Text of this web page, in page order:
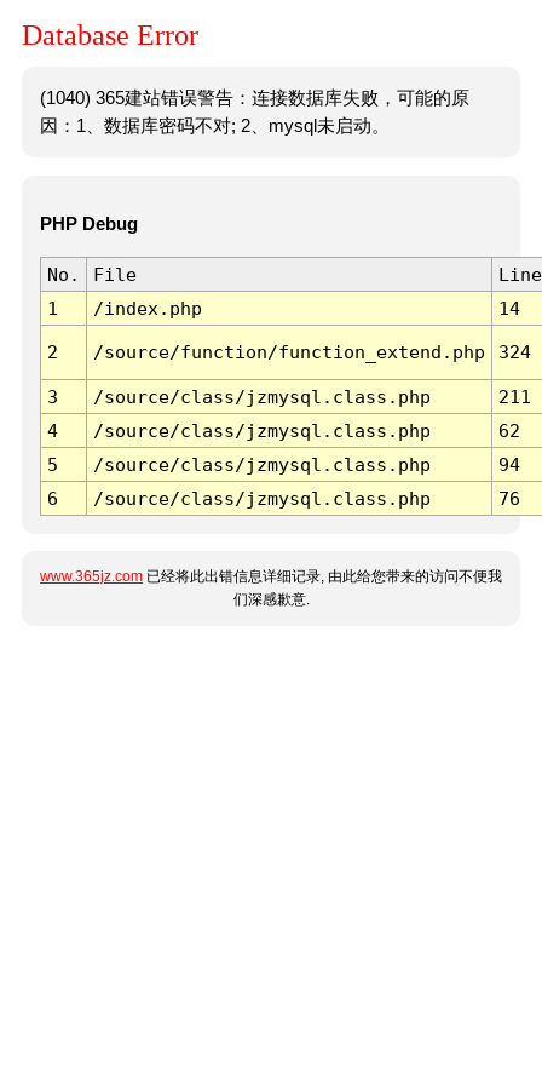
Database Error
(1040) 365建站错误警告：连接数据库失败，可能的原
因：1、数据库密码不对; 2、mysql未启动。
PHP Debug
No. File
Line
1
/index.php 14
2 /source/function/function_extend.php 324
3 /source/class/jzmysql.class.php
211
4
/source/class/jzmysql.class.php
62
5
/source/class/jzmysql.class.php
94
6
/source/class/jzmysql.class.php 76
www.365jz.com 已经将此出错信息详细记录, 由此给您带来的访问不便我
们深感歉意.